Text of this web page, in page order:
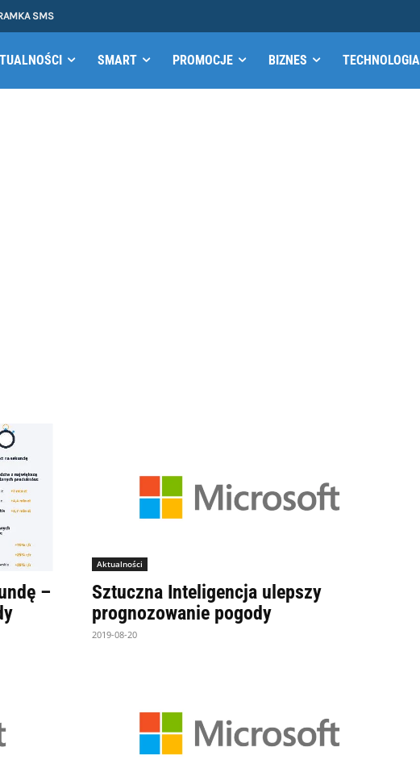
SMS
SMART PROMOCJE BIZNES
–
Aktualności
Sztuczna Inteligencja ulepszy
prognozowanie pogody
2019-08-20